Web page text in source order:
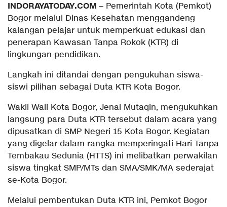
INDORAYATODAY.COM – Pemerintah Kota (Pemkot)
Bogor melalui Dinas Kesehatan menggandeng
kalangan pelajar untuk memperkuat edukasi dan
penerapan Kawasan Tanpa Rokok (KTR) di
lingkungan pendidikan.
Langkah ini ditandai dengan pengukuhan siswa-
siswi pilihan sebagai Duta KTR Kota Bogor.
Wakil Wali Kota Bogor, Jenal Mutaqin, mengukuhkan
langsung para Duta KTR tersebut dalam acara yang
dipusatkan di SMP Negeri 15 Kota Bogor. Kegiatan
yang digelar dalam rangka memperingati Hari Tanpa
Tembakau Sedunia (HTTS) ini melibatkan perwakilan
siswa tingkat SMP/MTs dan SMA/SMK/MA sederajat
se-Kota Bogor.
Melalui pembentukan Duta KTR ini, Pemkot Bogor